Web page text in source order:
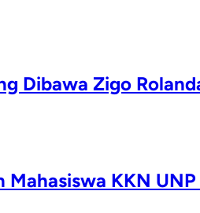
Dibawa Zigo
Mahasiswa KKN